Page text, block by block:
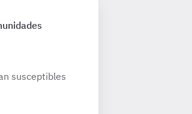
susceptibles